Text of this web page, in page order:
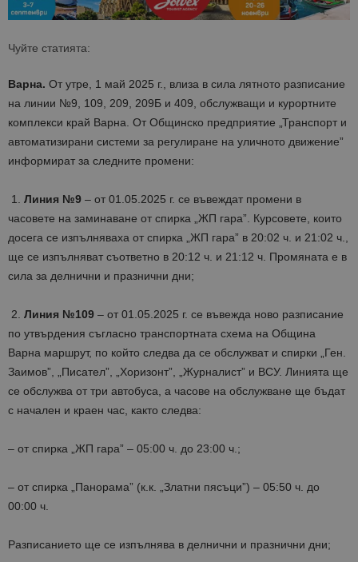
Чуйте статията:
Варна. От утре, 1 май 2025 г., влиза в сила лятното разписание
на линии №9, 109, 209, 209Б и 409, обслужващи и курортните
комплекси край Варна. От Общинско предприятие „Транспорт и
автоматизирани системи за регулиране на уличното движение”
информират за следните промени:
1. Линия №9 – от 01.05.2025 г. се въвеждат промени в
часовете на заминаване от спирка „ЖП гара”. Курсовете, които
досега се изпълняваха от спирка „ЖП гара” в 20:02 ч. и 21:02 ч.,
ще се изпълняват съответно в 20:12 ч. и 21:12 ч. Промяната е в
сила за делнични и празнични дни;
2. Линия №109 – от 01.05.2025 г. се въвежда ново разписание
по утвърдения съгласно транспортната схема на Община
Варна маршрут, по който следва да се обслужват и спирки „Ген.
Заимов”, „Писател”, „Хоризонт”, „Журналист” и ВСУ. Линията ще
се обслужва от три автобуса, а часове на обслужване ще бъдат
с начален и краен час, както следва:
– от спирка „ЖП гара” – 05:00 ч. до 23:00 ч.;
– от спирка „Панорама” (к.к. „Златни пясъци”) – 05:50 ч. до
00:00 ч.
Разписанието ще се изпълнява в делнични и празнични дни;